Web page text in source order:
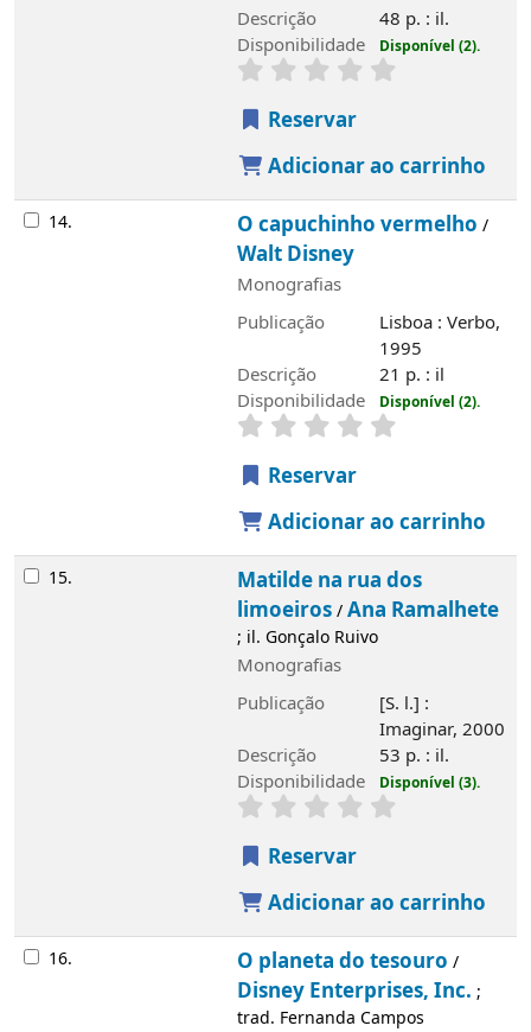
Descrição
48 p. : il.
Disponibilidade
Disponível (2).
Reservar
Adicionar ao carrinho
14. O capuchinho vermelho /
Walt Disney
Monografias
Publicação
Lisboa : Verbo,
1995
Descrição
21 p. : il
Disponibilidade
Disponível (2).
Reservar
Adicionar ao carrinho
15.
Matilde na rua dos
limoeiros/Ana Ramalhete
; il. Gonçalo Ruivo
Monografias
Publicação
[S. l.] :
Imaginar, 2000
Descrição
53 p. : il.
Disponibilidade
Disponível (3).
Reservar
Adicionar ao carrinho
16. O planeta do tesouro /
Disney Enterprises, Inc. ;
trad. Fernanda Campos